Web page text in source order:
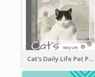
Cat's Daily Life Pet Photo Book